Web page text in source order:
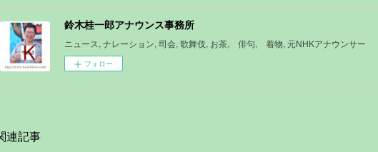
鈴木桂一郎アナウンス事務所
ニュース, ナレーション, 司会, 歌舞伎, お茶, 俳句, 着物, 元NHKアナウンサー
フォロー
連記事